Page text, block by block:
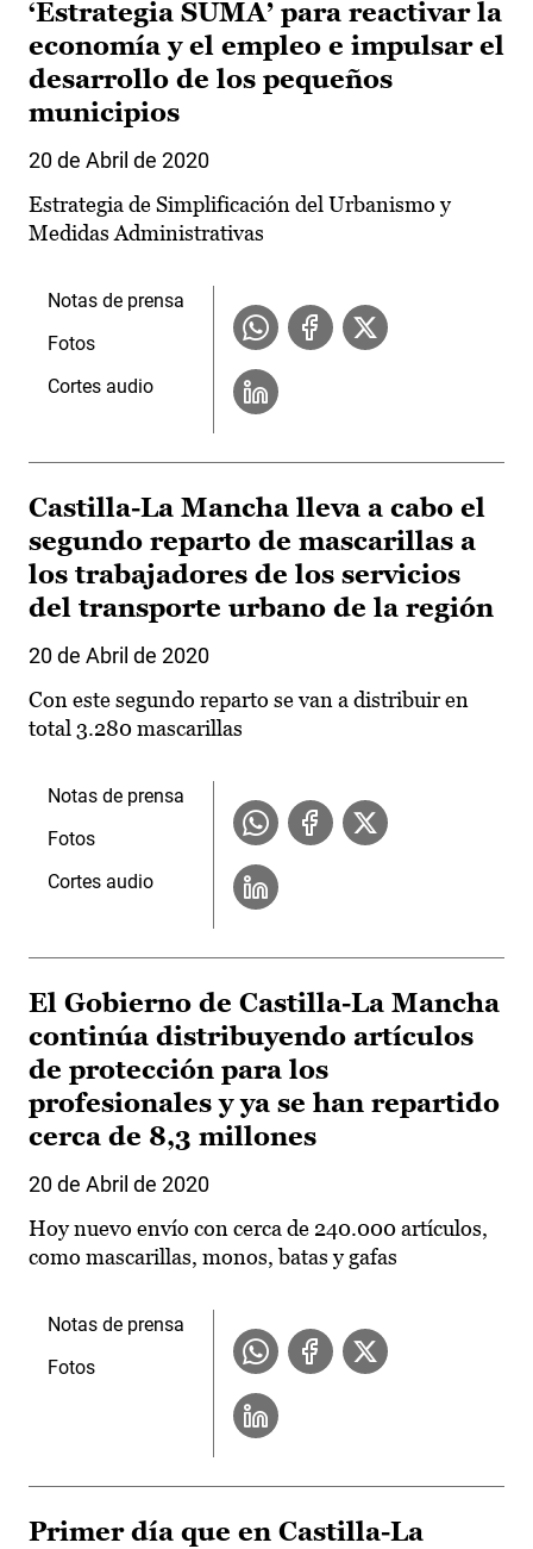
‘Estrategia SUMA’ para reactivar la
economía y el empleo e impulsar el
desarrollo de los pequeños
municipios
20 de Abril de 2020
Estrategia de Simplificación del Urbanismo y
Medidas Administrativas
Notas de prensa
Fotos
Cortes audio
Castilla-La Mancha lleva a cabo el
segundo reparto de mascarillas a
los trabajadores de los servicios
del transporte urbano de la región
20 de Abril de 2020
Con este segundo reparto se van a distribuir en
total 3.280 mascarillas
Notas de prensa
Fotos
Cortes audio
El Gobierno de Castilla-La Mancha
continúa distribuyendo artículos
de protección para los
profesionales y ya se han repartido
cerca de 8,3 millones
20 de Abril de 2020
Hoy nuevo envío con cerca de 240.000 artículos,
como mascarillas, monos, batas y gafas
Notas de prensa
Fotos
Primer día que en Castilla-La